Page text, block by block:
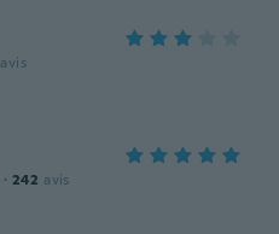
avis
· 242 avis